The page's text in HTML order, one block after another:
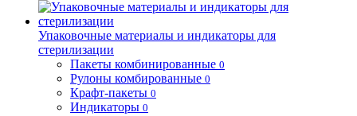
Упаковочные материалы и индикаторы для
стерилизации
Пакеты комбинированные 0
Рулоны комбированные 0
Крафт-пакеты 0
Индикаторы 0